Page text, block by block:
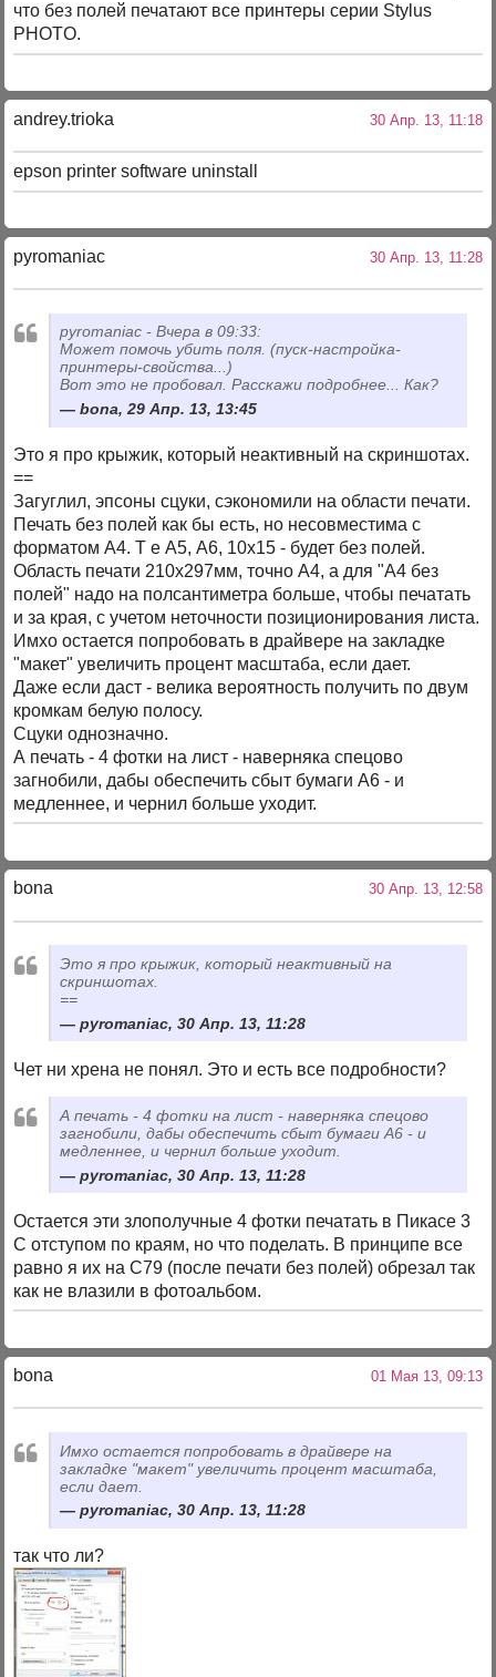
что без полей печатают все принтеры серии Stylus
PHOTO.
andrey.trioka 30 Апр. 13, 11:18
epson printer software uninstall
pyromaniac 30 Апр. 13, 11:28
pyromaniac - Вчера в 09:33:
Может помочь убить поля. (пуск-настройка-
принтеры-свойства...)
Вот это не пробовал. Расскажи подробнее... Как?
bona, 29 Апр. 13, 13:45
Это я про крыжик, который неактивный на скриншотах.
==
Загуглил, эпсоны сцуки, сэкономили на области печати.
Печать без полей как бы есть, но несовместима с
форматом А4. Т е А5, А6, 10х15 - будет без полей.
Область печати 210х297мм, точно А4, а для "А4 без
полей" надо на полсантиметра больше, чтобы печатать
и за края, с учетом неточности позиционирования листа.
Имхо остается попробовать в драйвере на закладке
"макет" увеличить процент масштаба, если дает.
Даже если даст - велика вероятность получить по двум
кромкам белую полосу.
Сцуки однозначно.
А печать - 4 фотки на лист - наверняка спецово
загнобили, дабы обеспечить сбыт бумаги А6 - и
медленнее, и чернил больше уходит.
bona 30 Апр. 13, 12:58
Это я про крыжик, который неактивный на
скриншотах.
==
pyromaniac, 30 Апр. 13, 11:28
Чет ни хрена не понял. Это и есть все подробности?
А печать - 4 фотки на лист - наверняка спецово
загнобили, дабы обеспечить сбыт бумаги А6 - и
медленнее, и чернил больше уходит.
pyromaniac, 30 Апр. 13, 11:28
Остается эти злополучные 4 фотки печатать в Пикасе 3
С отступом по краям, но что поделать. В принципе все
равно я их на С79 (после печати без полей) обрезал так
как не влазили в фотоальбом.
bona 01 Мая 13, 09:13
Имхо остается попробовать в драйвере на
закладке "макет" увеличить процент масштаба,
если дает.
pyromaniac, 30 Апр. 13, 11:28
так что ли?